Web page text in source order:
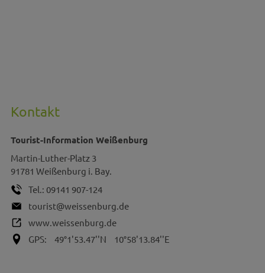
Kontakt
Tourist-Information Weißenburg
Martin-Luther-Platz 3
91781 Weißenburg i. Bay.
Tel.: 09141 907-124
tourist@weissenburg.de
www.weissenburg.de
GPS:
49°1'53.47''N 10°58'13.84''E